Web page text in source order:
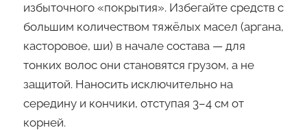
избыточного «покрытия». Избегайте средств с
большим количеством тяжёлых масел (аргана,
касторовое, ши) в начале состава — для
тонких волос они становятся грузом, а не
защитой. Наносить исключительно на
середину и кончики, отступая 3–4 см от
корней.